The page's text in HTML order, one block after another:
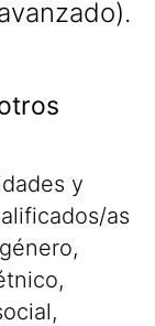
y
as